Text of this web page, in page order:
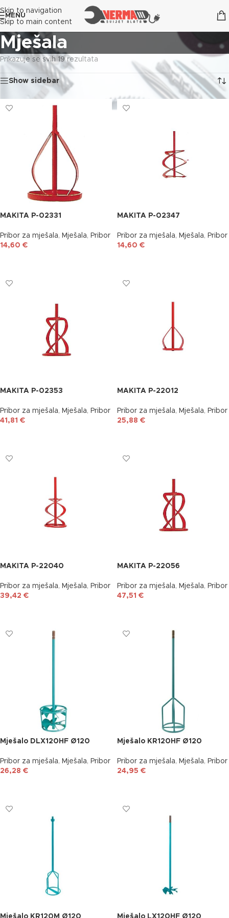
Skip to navigation
Skip to main content
MENU
Mješala
Prikazuje se svih 19 rezultata
Show sidebar
MAKITA P-02331
Pribor za mješala, Mješala, Pribor
14,60 €
MAKITA P-02347
Pribor za mješala, Mješala, Pribor
14,60 €
MAKITA P-02353
Pribor za mješala, Mješala, Pribor
41,81 €
MAKITA P-22012
Pribor za mješala, Mješala, Pribor
25,88 €
MAKITA P-22040
Pribor za mješala, Mješala, Pribor
39,42 €
MAKITA P-22056
Pribor za mješala, Mješala, Pribor
47,51 €
Mješalo DLX120HF Ø120
Pribor za mješala, Mješala, Pribor
26,28 €
Mješalo KR120HF Ø120
Pribor za mješala, Mješala, Pribor
24,95 €
Mješalo KR120M Ø120 Mješalo LX120HF Ø120